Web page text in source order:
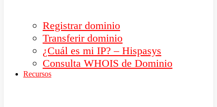
Registrar dominio
Transferir dominio
¿Cuál es mi IP? – Hispasys
Consulta WHOIS de Dominio
Recursos